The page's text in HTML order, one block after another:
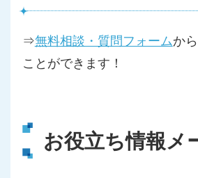
⇒無料相談・質問フォームか
ことができます！
お役立ち情報メ